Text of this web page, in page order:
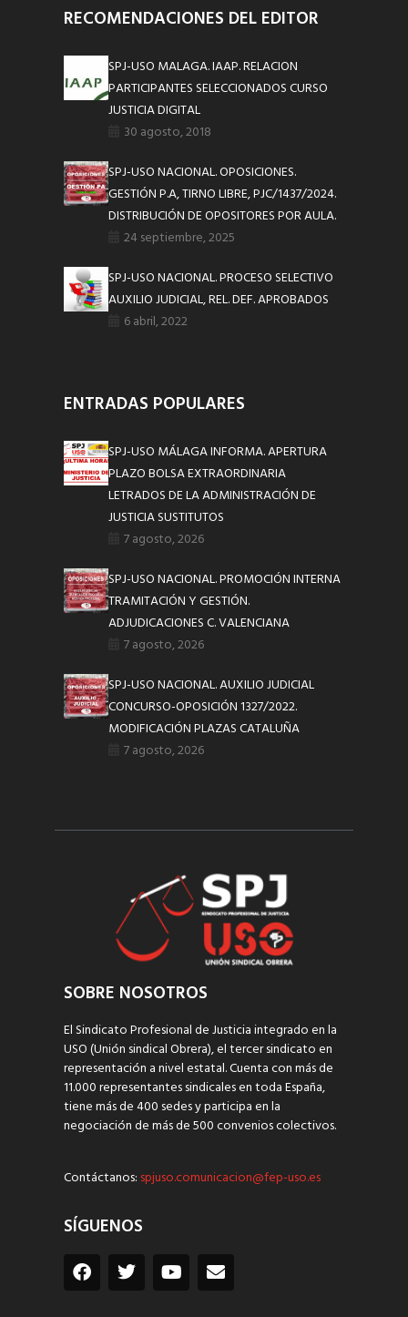
RECOMENDACIONES DEL EDITOR
SPJ-USO MALAGA. IAAP. RELACION
PARTICIPANTES SELECCIONADOS CURSO
JUSTICIA DIGITAL
30 agosto, 2018
SPJ-USO NACIONAL. OPOSICIONES.
GESTIÓN P.A, TIRNO LIBRE, PJC/1437/2024.
DISTRIBUCIÓN DE OPOSITORES POR AULA.
24 septiembre, 2025
SPJ-USO NACIONAL. PROCESO SELECTIVO
AUXILIO JUDICIAL, REL. DEF. APROBADOS
6 abril, 2022
ENTRADAS POPULARES
SPJ-USO MÁLAGA INFORMA. APERTURA
PLAZO BOLSA EXTRAORDINARIA
LETRADOS DE LA ADMINISTRACIÓN DE
JUSTICIA SUSTITUTOS
7 agosto, 2026
SPJ-USO NACIONAL. PROMOCIÓN INTERNA
TRAMITACIÓN Y GESTIÓN.
ADJUDICACIONES C. VALENCIANA
7 agosto, 2026
SPJ-USO NACIONAL. AUXILIO JUDICIAL
CONCURSO-OPOSICIÓN 1327/2022.
MODIFICACIÓN PLAZAS CATALUÑA
7 agosto, 2026
SOBRE NOSOTROS
El Sindicato Profesional de Justicia integrado en la
USO (Unión sindical Obrera), el tercer sindicato en
representación a nivel estatal. Cuenta con más de
11.000 representantes sindicales en toda España,
tiene más de 400 sedes y participa en la
negociación de más de 500 convenios colectivos.
Contáctanos: spjuso.comunicacion@fep-uso.es
SÍGUENOS